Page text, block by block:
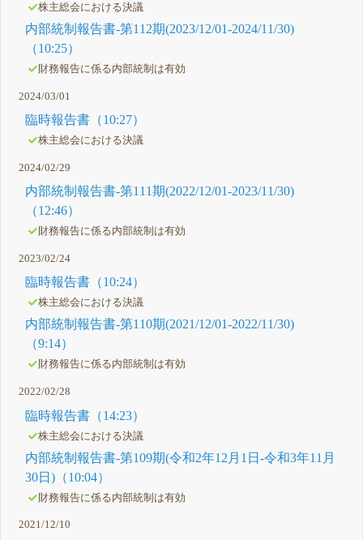
株主総会における決議
内部統制報告書-第112期(2023/12/01-2024/11/30)
（10:25）
財務報告に係る内部統制は有効
2024/03/01
臨時報告書（10:27）
株主総会における決議
2024/02/29
内部統制報告書-第111期(2022/12/01-2023/11/30)
（12:46）
財務報告に係る内部統制は有効
2023/02/24
臨時報告書（10:24）
株主総会における決議
内部統制報告書-第110期(2021/12/01-2022/11/30)
（9:14）
財務報告に係る内部統制は有効
2022/02/28
臨時報告書（14:23）
株主総会における決議
内部統制報告書-第109期(令和2年12月1日-令和3年11月
30日)（10:04）
財務報告に係る内部統制は有効
2021/12/10